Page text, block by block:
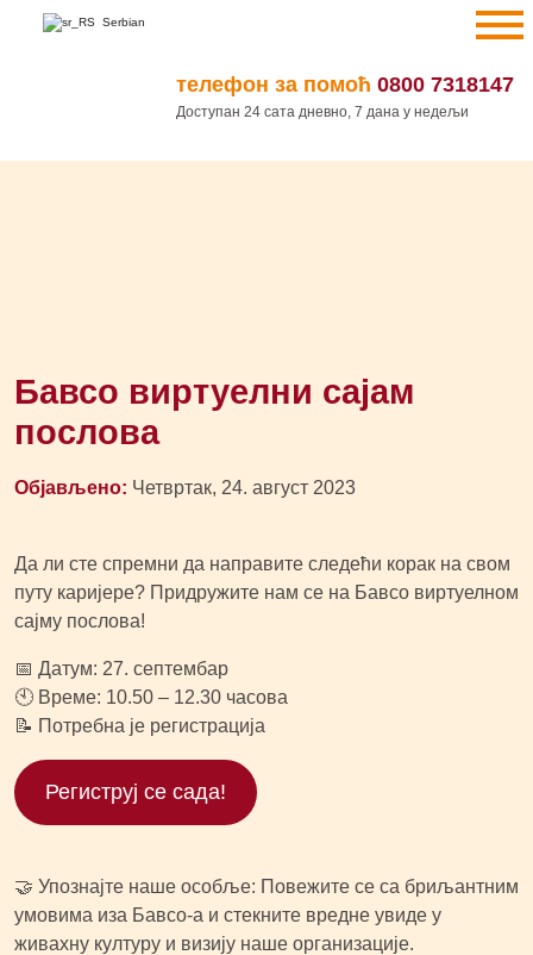
Пређи
Serbian
телефон за помоћ 0800 7318147
Доступан 24 сата дневно, 7 дана у недељи
Бавсо виртуелни сајам
послова
Објављено: Четвртак, 24. август 2023
Да ли сте спремни да направите следећи корак на свом
путу каријере? Придружите нам се на Бавсо виртуелном
сајму послова!
📅 Датум: 27. септембар
🕙 Време: 10.50 – 12.30 часова
📝 Потребна је регистрација
Региструј се сада!
🤝 Упознајте наше особље: Повежите се са бриљантним
умовима иза Бавсо-а и стекните вредне увиде у
живахну културу и визију наше организације.